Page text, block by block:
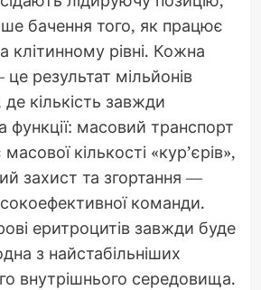
бачення того, як працює
клітинному рівні. Кожна
результат мільйонів
де кількість завжди
функції: масовий транспорт
кількості «кур’єрів»,
захист та згортання —
команди.
еритроцитів завжди буде
з найстабільніших
внутрішнього середовища.